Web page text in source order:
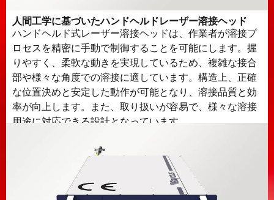
人間工学に基づいたハンドヘルドレーザー溶接ヘッド
ハンドヘルド式レーザー溶接ヘッドは、作業者が溶接プ
ロセスを精密に手動で制御することを可能にします。握
りやすく、柔軟な動きを実現しているため、複雑な接合
部や様々な角度での溶接に適しています。構造上、正確
な位置決めと安定した動作が可能となり、溶接品質と効
率が向上します。また、取り扱いが容易で、様々な溶接
用途に対応できる設計となっています。.